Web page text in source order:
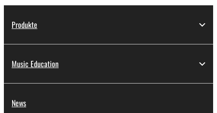
Produkte
Music Education
News